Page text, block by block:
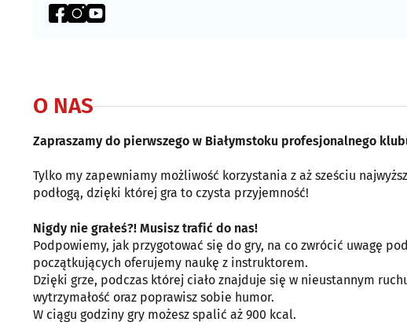
O NAS
Zapraszamy do pierwszego w Białymstoku profesjonalnego
Tylko my zapewniamy możliwość korzystania z aż sześciu
podłogą, dzięki której gra to czysta przyjemność!
Nigdy nie grałeś?! Musisz trafić do nas!
Podpowiemy, jak przygotować się do gry, na co zwrócić uwagę
początkujących oferujemy naukę z instruktorem.
Dzięki grze, podczas której ciało znajduje się w nieustannym
wytrzymałość oraz poprawisz sobie humor.
W ciągu godziny gry możesz spalić aż 900 kcal.